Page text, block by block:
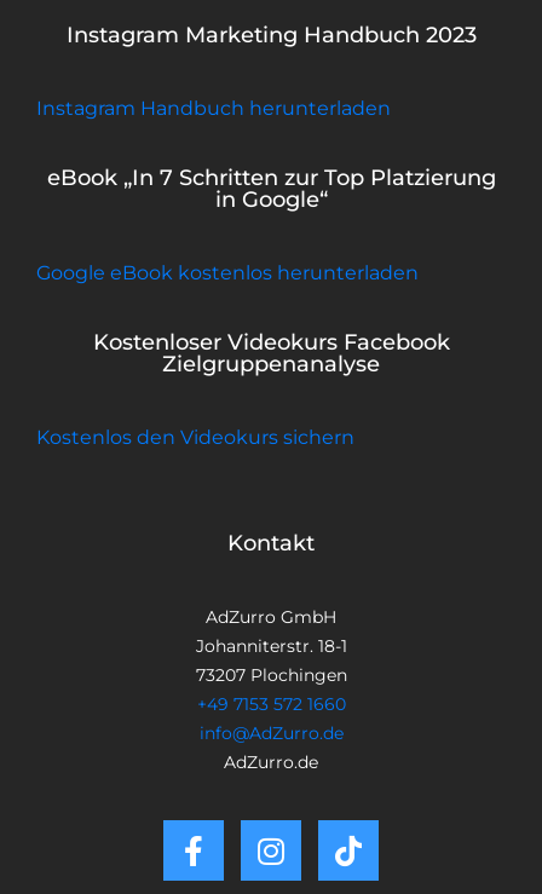
Instagram Marketing Handbuch 2023
Instagram Handbuch herunterladen
eBook „In 7 Schritten zur Top Platzierung
in Google“
Google eBook kostenlos herunterladen
Kostenloser Videokurs Facebook
Zielgruppenanalyse
Kostenlos den Videokurs sichern
Kontakt
AdZurro GmbH
Johanniterstr. 18-1
73207 Plochingen
+49 7153 572 1660
info@AdZurro.de
AdZurro.de